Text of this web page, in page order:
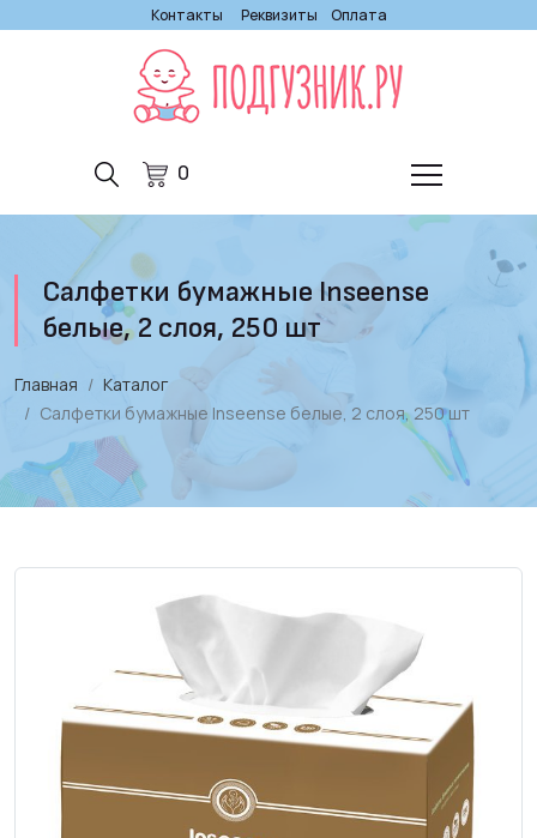
Контакты Реквизиты Оплата
0
Салфетки бумажные Inseense
белые, 2 слоя, 250 шт
Главная
Каталог
Салфетки бумажные Inseense белые, 2 слоя, 250 шт